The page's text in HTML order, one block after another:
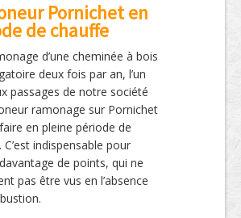
Pornichet en
de chauffe
d’une cheminée à bois
deux fois par an, l’un
passages de notre société
ramonage sur Pornichet
en pleine période de
C’est indispensable pour
de points, qui ne
pas être vus en l’absence